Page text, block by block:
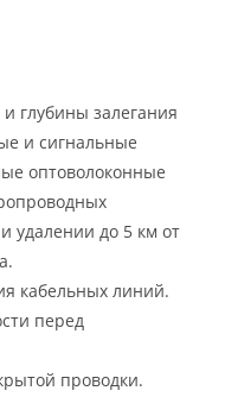
глубины залегания
и сигнальные
оптоволоконные
удалении до 5 км от
кабельных линий.
перед
проводки.